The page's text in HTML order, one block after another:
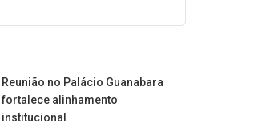
Reunião no Palácio Guanabara
fortalece alinhamento
institucional